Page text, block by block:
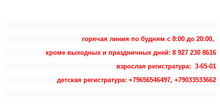
горячая линия по будням с 8:00 до 20:00,
кроме выходных и праздничных дней: 8 927 230 8616
взрослая регистратура: 3-65-01
детская регистратура: +79656546497, +79033533662